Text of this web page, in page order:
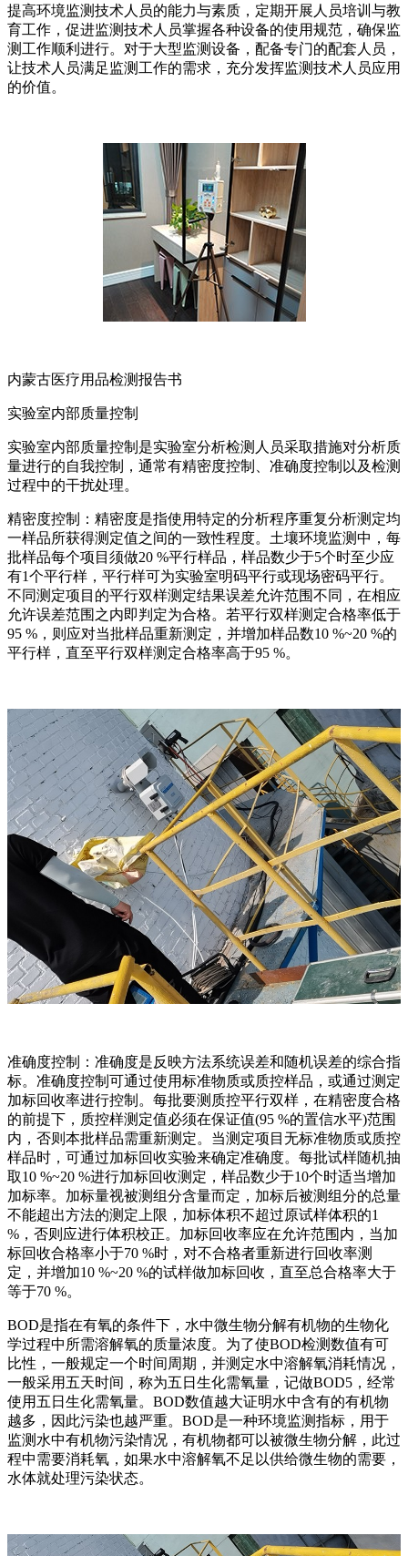
提高环境监测技术人员的能力与素质，定期开展人员培训与教
育工作，促进监测技术人员掌握各种设备的使用规范，确保监
测工作顺利进行。对于大型监测设备，配备专门的配套人员，
让技术人员满足监测工作的需求，充分发挥监测技术人员应用
的价值。
内蒙古医疗用品检测报告书
实验室内部质量控制
实验室内部质量控制是实验室分析检测人员采取措施对分析质
量进行的自我控制，通常有精密度控制、准确度控制以及检测
过程中的干扰处理。
精密度控制：精密度是指使用特定的分析程序重复分析测定均
一样品所获得测定值之间的一致性程度。土壤环境监测中，每
批样品每个项目须做20 %平行样品，样品数少于5个时至少应
有1个平行样，平行样可为实验室明码平行或现场密码平行。
不同测定项目的平行双样测定结果误差允许范围不同，在相应
允许误差范围之内即判定为合格。若平行双样测定合格率低于
95 %，则应对当批样品重新测定，并增加样品数10 %~20 %的
平行样，直至平行双样测定合格率高于95 %。
准确度控制：准确度是反映方法系统误差和随机误差的综合指
标。准确度控制可通过使用标准物质或质控样品，或通过测定
加标回收率进行控制。每批要测质控平行双样，在精密度合格
的前提下，质控样测定值必须在保证值(95 %的置信水平)范围
内，否则本批样品需重新测定。当测定项目无标准物质或质控
样品时，可通过加标回收实验来确定准确度。每批试样随机抽
取10 %~20 %进行加标回收测定，样品数少于10个时适当增加
加标率。加标量视被测组分含量而定，加标后被测组分的总量
不能超出方法的测定上限，加标体积不超过原试样体积的1
%，否则应进行体积校正。加标回收率应在允许范围内，当加
标回收合格率小于70 %时，对不合格者重新进行回收率测
定，并增加10 %~20 %的试样做加标回收，直至总合格率大于
等于70 %。
BOD是指在有氧的条件下，水中微生物分解有机物的生物化
学过程中所需溶解氧的质量浓度。为了使BOD检测数值有可
比性，一般规定一个时间周期，并测定水中溶解氧消耗情况，
一般采用五天时间，称为五日生化需氧量，记做BOD5，经常
使用五日生化需氧量。BOD数值越大证明水中含有的有机物
越多，因此污染也越严重。BOD是一种环境监测指标，用于
监测水中有机物污染情况，有机物都可以被微生物分解，此过
程中需要消耗氧，如果水中溶解氧不足以供给微生物的需要，
水体就处理污染状态。